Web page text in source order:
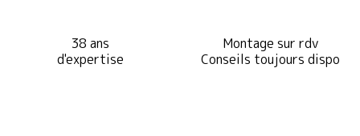
38 ans
d'expertise
Montage sur rdv
Conseils toujours dispo